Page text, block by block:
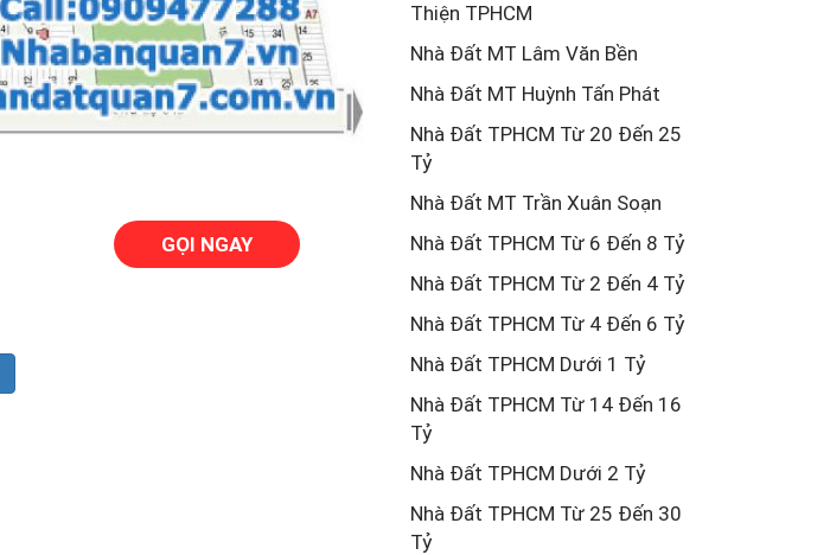
GỌI NGAY
Thiện TPHCM
Nhà Đất MT Lâm Văn Bền
Nhà Đất MT Huỳnh Tấn Phát
Nhà Đất TPHCM Từ 20 Đến 25
Tỷ
Nhà Đất MT Trần Xuân Soạn
Nhà Đất TPHCM Từ 6 Đến 8 Tỷ
Nhà Đất TPHCM Từ 2 Đến 4 Tỷ
Nhà Đất TPHCM Từ 4 Đến 6 Tỷ
Nhà Đất TPHCM Dưới 1 Tỷ
Nhà Đất TPHCM Từ 14 Đến 16
Tỷ
Nhà Đất TPHCM Dưới 2 Tỷ
Nhà Đất TPHCM Từ 25 Đến 30
Tỷ